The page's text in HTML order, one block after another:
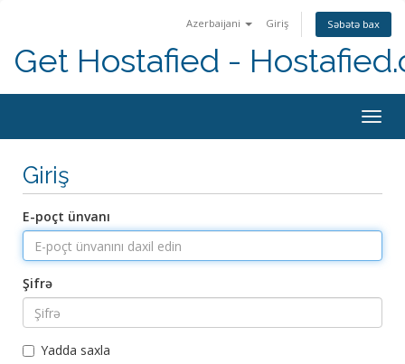
Azerbaijani Giriş Səbətə bax
Get Hostafied -
Giriş
E-poçt ünvanı
Şifrə
Yadda saxla